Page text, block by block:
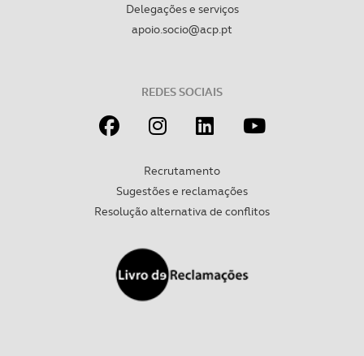
Delegações e serviços
apoio.socio@acp.pt
REDES SOCIAIS
Recrutamento
Sugestões e reclamações
Resolução alternativa de conflitos